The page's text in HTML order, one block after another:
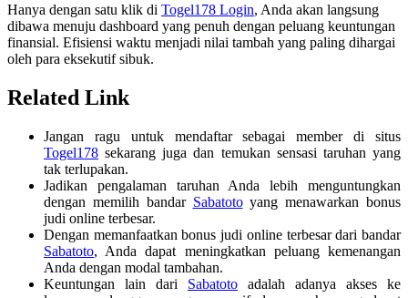
Hanya dengan satu klik di Togel178 Login, Anda akan langsung
dibawa menuju dashboard yang penuh dengan peluang keuntungan
finansial. Efisiensi waktu menjadi nilai tambah yang paling dihargai
oleh para eksekutif sibuk.
Related Link
Jangan ragu untuk mendaftar sebagai member di situs
Togel178 sekarang juga dan temukan sensasi taruhan yang
tak terlupakan.
Jadikan pengalaman taruhan Anda lebih menguntungkan
dengan memilih bandar Sabatotoyang menawarkan bonus
judi online terbesar.
Dengan memanfaatkan bonus judi online terbesar dari bandar
Sabatoto, Anda dapat meningkatkan peluang kemenangan
Anda dengan modal tambahan.
Keuntungan lain dari Sabatoto adalah adanya akses ke